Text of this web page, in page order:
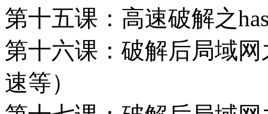
第十五课：高速破解之
第十六课：破解后局域
速等）